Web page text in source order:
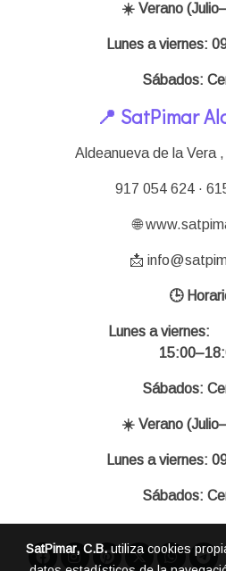
☀️ Verano
Lunes a viernes:
Sábados:
📍 SatPimar
Aldeanueva de la Vera
917 054 624 ·
🌐
📩
🕒
Lunes a
Sábados:
☀️ Verano
Lunes a viernes:
Sábados:
SatPimar, C.B.utiliza cookies